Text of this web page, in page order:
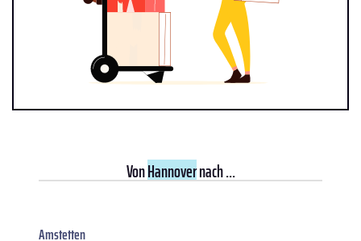
VonHannovernach ...
Amstetten